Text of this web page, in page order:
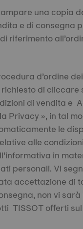
una copia
e di consegna
riferimento
d’ordine
di cliccare
di vendita e
Privacy », in tal
le
alle
in
personali. Vi
accettazione di
non vi
TISSOT offerti